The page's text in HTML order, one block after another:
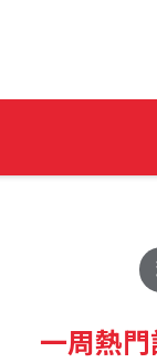
一周熱